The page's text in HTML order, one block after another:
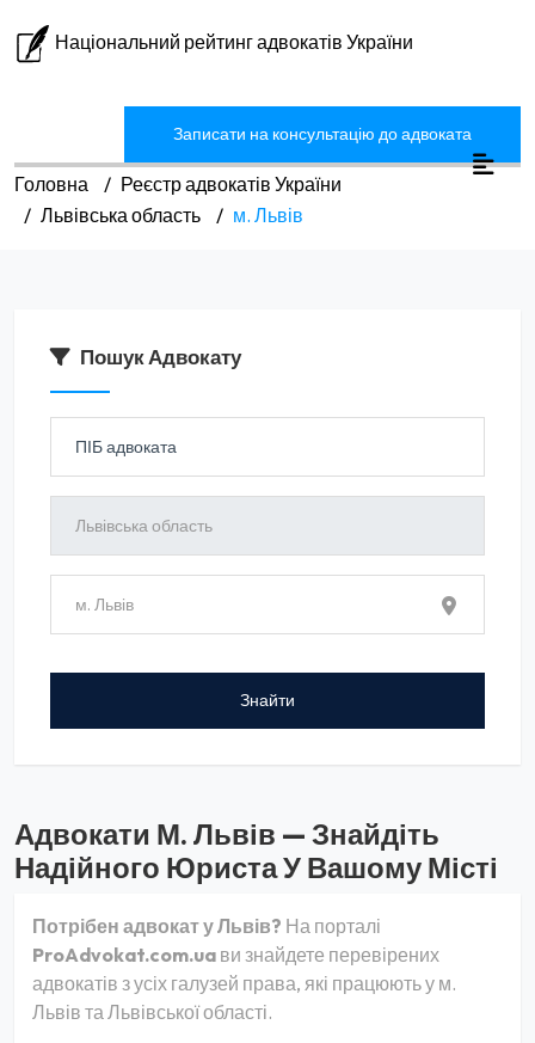
Національний рейтинг адвокатів України
Записати на консультацію до адвоката
Головна
Реєстр адвокатів України
Львівська область
м. Львів
Пошук Адвокату
Адвокати М. Львів — Знайдіть
Надійного Юриста У Вашому Місті
Потрібен адвокат у Львів? На порталі
ProAdvokat.com.ua ви знайдете перевірених
адвокатів з усіх галузей права, які працюють у м.
Львів та Львівської області.